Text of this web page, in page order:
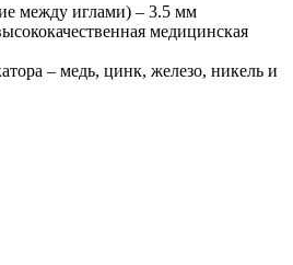
между иглами) – 3.5 мм
медицинская
– медь, цинк, железо, никель и